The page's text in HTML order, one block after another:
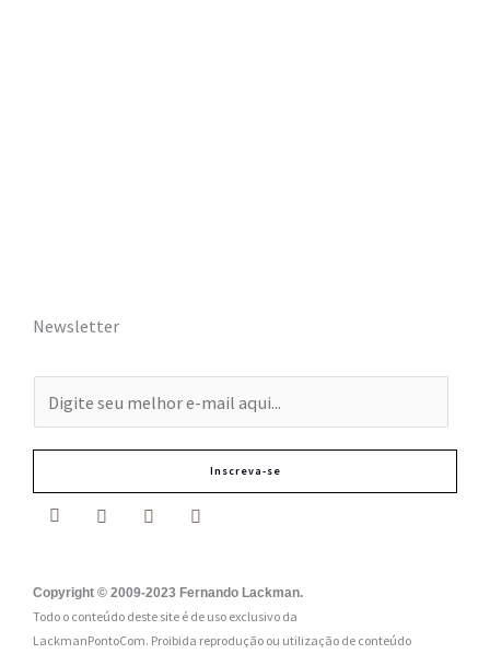
Newsletter
-
m
a
:
*
Inscreva-se
Copyright © 2009-2023 Fernando Lackman.
Todo o conteúdo deste site é de uso exclusivo da
LackmanPontoCom. Proibida reprodução ou utilização de conteúdo